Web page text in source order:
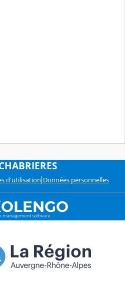
d'utilisation Données personnelles